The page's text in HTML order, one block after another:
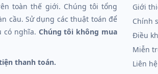
toàn thế giới. Chúng tôi tổng
cầu. Sử dụng các thuật toán để
có nghĩa. Chúng tôi không mua
thanh toán.
Giới
Chính
Điều
Miễn
Liên hệ